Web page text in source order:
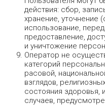
действия: сбор,
хранение, уточнение
использование,
предоставление,
и уничтожение
Оператор не
категорий
расовой,
взглядов,
состояния здоровья,
случаев,